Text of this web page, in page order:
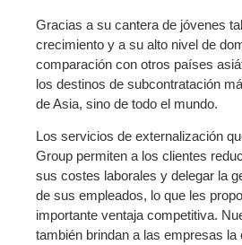
Gracias a su cantera de jóvenes
crecimiento y a su alto nivel de
comparación con otros países
los destinos de subcontratación
de Asia, sino de todo el mundo.
Los servicios de externalización
Group permiten a los clientes
sus costes laborales y delegar la
de sus empleados, lo que les
importante ventaja competitiva.
también brindan a las empresas la